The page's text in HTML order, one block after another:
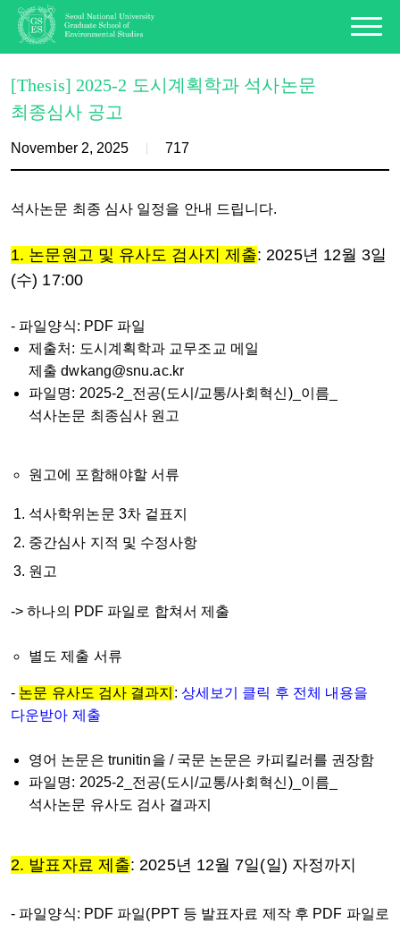
[Thesis] 2025-2 도시계획학과 석사논문
최종심사 공고
November 2, 2025 717
석사논문 최종 심사 일정을 안내 드립니다.
1. 논문원고 및 유사도 검사지 제출:2025년 12월 3일
(수) 17:00
- 파일양식: PDF 파일
제출처: 도시계획학과 교무조교 메일
제출dwkang@snu.ac.kr
파일명: 2025-2_전공(도시/교통/사회혁신)_이름_
석사논문 최종심사 원고
원고에 포함해야할 서류
석사학위논문 3차 겉표지
중간심사 지적 및 수정사항
원고
->하나의 PDF 파일로 합쳐서 제출
별도 제출 서류
- 논문 유사도 검사 결과지 : 상세보기 클릭 후 전체 내용을
다운받아 제출
영어 논문은 trunitin을 / 국문 논문은 카피킬러를 권장함
파일명: 2025-2_전공(도시/교통/사회혁신)_이름_
석사논문 유사도 검사 결과지
2. 발표자료 제출:2025년 12월 7일(일) 자정까지
- 파일양식: PDF 파일(PPT 등 발표자료 제작 후 PDF 파일로